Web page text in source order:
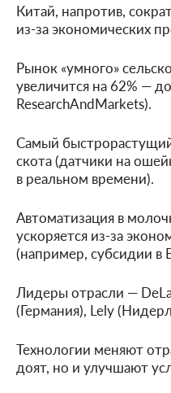
Китай, напротив,
из-за экономических
Рынок «умного»
увеличится на 62% —
ResearchAndMarkets).
Самый
скота (датчики на
в реальном времени).
Автоматизация в
ускоряется из-за
(например, субсидии в
Лидеры отрасли —
(Германия), Lely
Технологии меняют
доят, но и улучшают